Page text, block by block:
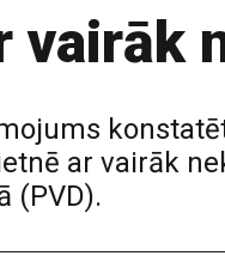
vairāk
ar vairāk
(PVD).